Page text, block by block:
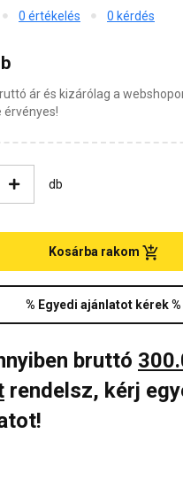
0 értékelés 0 kérdés
ár és kizárólag a
db
% Egyedi ajánlatot kérek %
Kosárba rakom
bruttó
rendelsz, kérj